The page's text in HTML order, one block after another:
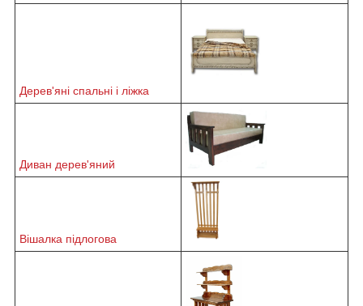
Дерев'яні спальні і ліжка
Диван дерев'яний
Вішалка підлогова